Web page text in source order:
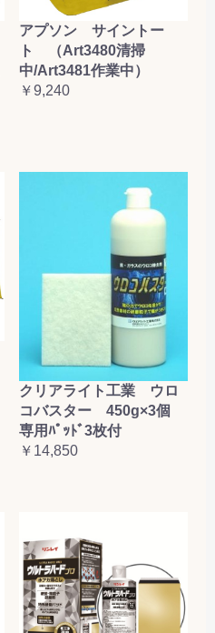
アプソン サイントー
ト （Art3480清掃
中/Art3481作業中）
￥9,240
クリアライト工業 ウロ
コバスター 450g×3個
専用ﾊﾟｯﾄﾞ3枚付
￥14,850